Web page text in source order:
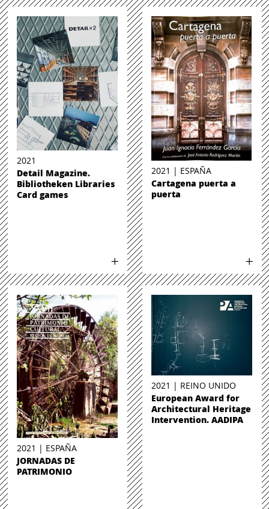
2021
Detail Magazine.
Bibliotheken Libraries
Card games
2021 | ESPAÑA
Cartagena puerta a
puerta
2021 | ESPAÑA
JORNADAS DE
PATRIMONIO
2021 | REINO UNIDO
European Award for
Architectural Heritage
Intervention. AADIPA